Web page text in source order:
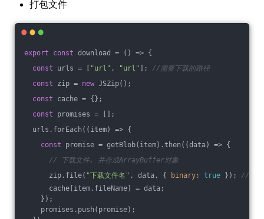
打包文件
export const download = () => {
const urls = [ "url" , "url" ]; //需要下载的路径
const zip = new JSZip();
const cache = {};
const promises = [];
urls.forEach( ( item) => {
const promise = getBlob(item).then( (data) => {
// 下载文件, 并存成ArrayBuffer对象
zip.file( "下载文件名" , data, { binary : true }); // 逐
cache[item.fileName] = data;
});
promises.push(promise);